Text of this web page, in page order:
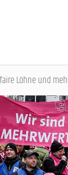
Löhne und